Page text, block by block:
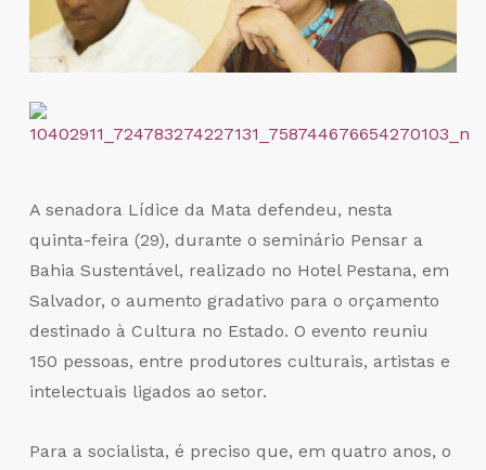
A senadora Lídice da Mata defendeu, nesta
quinta-feira (29), durante o seminário Pensar a
Bahia Sustentável, realizado no Hotel Pestana, em
Salvador, o aumento gradativo para o orçamento
destinado à Cultura no Estado. O evento reuniu
150 pessoas, entre produtores culturais, artistas e
intelectuais ligados ao setor.
Para a socialista, é preciso que, em quatro anos, o